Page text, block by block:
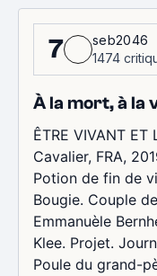
7
seb2046
1474
À la mort, à la
ÊTRE VIVANT ET
Cavalier, FRA,
Potion de fin de
Bougie. Couple
Emmanuèle
Klee. Projet.
Poule du grand-